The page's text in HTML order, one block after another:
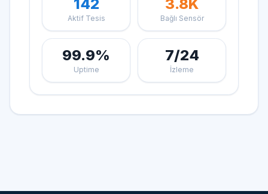
142
Aktif Tesis
3.8K
Bağlı Sensör
99.9%
Uptime
7/24
İzleme